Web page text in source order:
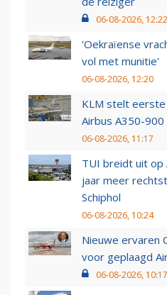
06-08-2026, 12:22
'Oekraïense
vol met munitie'
06-08-2026, 12:20
KLM stelt
Airbus A350-900
06-08-2026, 11:17
TUI breidt uit op
jaar meer
Schiphol
06-08-2026, 10:24
Nieuwe ervaren
voor geplaagd
06-08-2026, 10:17